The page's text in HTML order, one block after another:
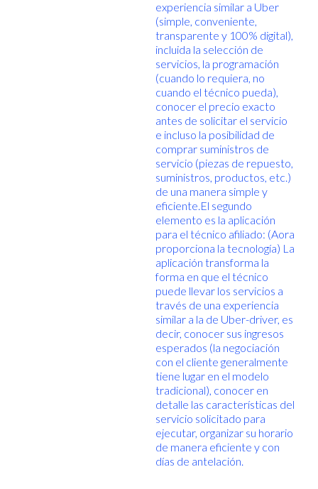
experiencia similar a Uber
(simple, conveniente,
transparente y 100% digital),
incluida la selección de
servicios, la programación
(cuando lo requiera, no
cuando el técnico pueda),
conocer el precio exacto
antes de solicitar el servicio
e incluso la posibilidad de
comprar suministros de
servicio (piezas de repuesto,
suministros, productos, etc.)
de una manera simple y
eficiente.El segundo
elemento es la aplicación
para el técnico afiliado: (Aora
proporciona la tecnología) La
aplicación transforma la
forma en que el técnico
puede llevar los servicios a
través de una experiencia
similar a la de Uber-driver, es
decir, conocer sus ingresos
esperados (la negociación
con el cliente generalmente
tiene lugar en el modelo
tradicional), conocer en
detalle las características del
servicio solicitado para
ejecutar, organizar su horario
de manera eficiente y con
días de antelación.